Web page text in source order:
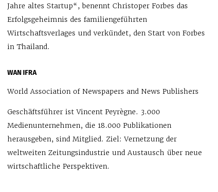
Jahre altes Startup“, benennt Christoper Forbes das
Erfolgsgeheimnis des familiengeführten
Wirtschaftsverlages und verkündet, den Start von Forbes
in Thailand.
WAN IFRA
World Association of Newspapers and News Publishers
Geschäftsführer ist Vincent Peyrègne. 3.000
Medienunternehmen, die 18.000 Publikationen
herausgeben, sind Mitglied. Ziel: Vernetzung der
weltweiten Zeitungsindustrie und Austausch über neue
wirtschaftliche Perspektiven.